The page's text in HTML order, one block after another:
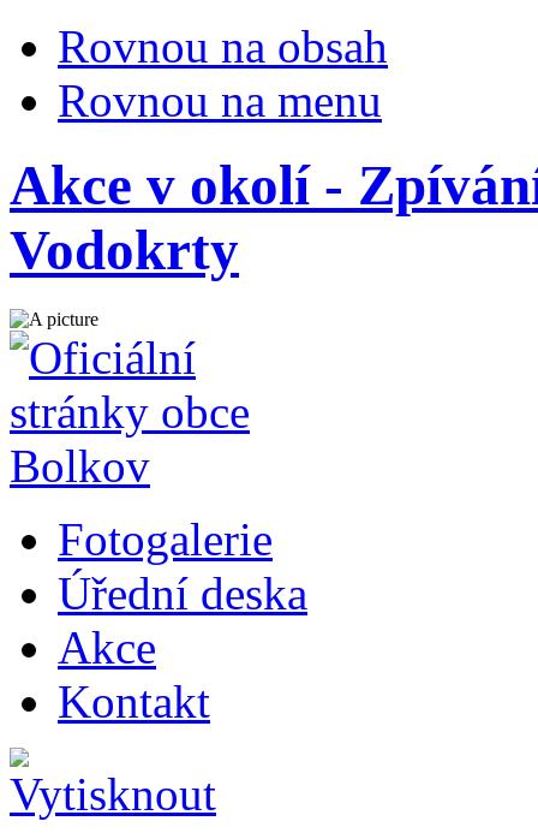
Rovnou na obsah
Rovnou na menu
Akce v okolí -
Vodokrty
Fotogalerie
Úřední deska
Akce
Kontakt